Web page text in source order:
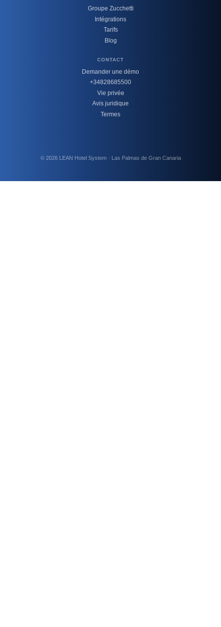
Groupe Zucchetti
Intégrations
Tarifs
Blog
CONTACT
Demander une démo
+34828685500
Vie privée
Avis juridique
Termes
© 2026 LEAN Hotel System · Las Palmas de Gran Canaria